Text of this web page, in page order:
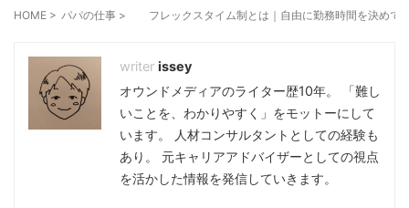
HOME > パパの仕事 > フレックスタイム制とは｜自由に勤務時間を決めて
issey
オウンドメディアのライター歴10年。 「難し
いことを、わかりやすく」をモットーにして
います。 人材コンサルタントとしての経験も
あり。 元キャリアアドバイザーとしての視点
を活かした情報を発信していきます。